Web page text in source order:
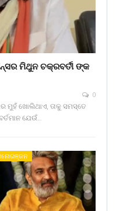
ମିଥୁନ ଚକ୍ରବର୍ତୀ ଙ୍କ
0
ମୁହଁ ଖୋଲିଥାଏ, ତାକୁ ସମସ୍ତେ
ଯେଉଁ…